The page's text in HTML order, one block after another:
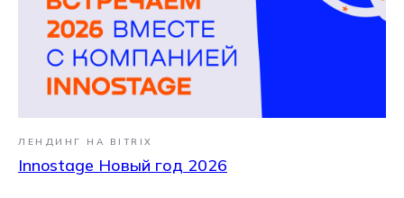
ЛЕНДИНГ НА BITRIX
Innostage Новый год 2026